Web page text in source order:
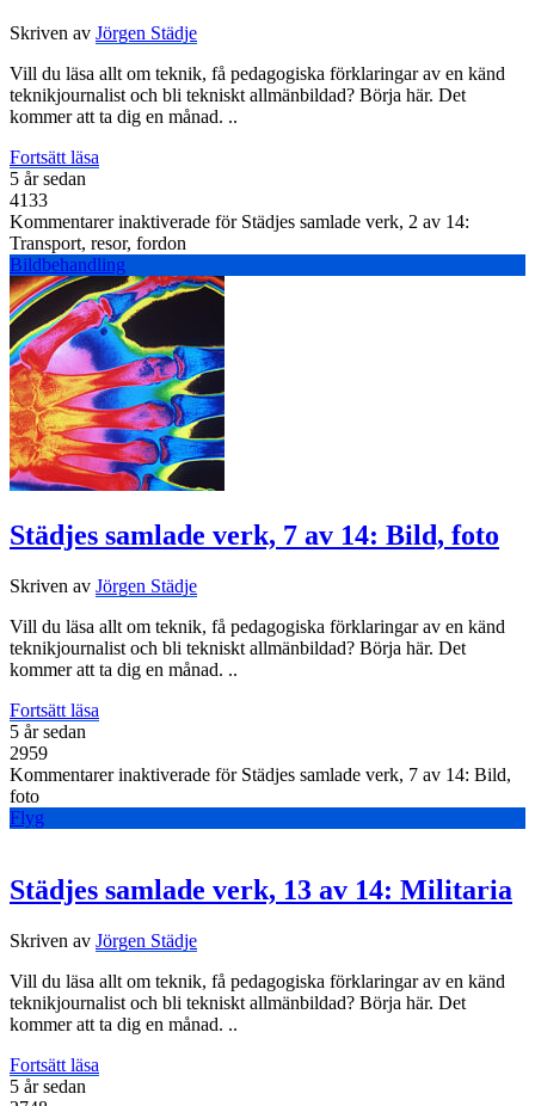
Skriven av Jörgen Städje
Vill du läsa allt om teknik, få pedagogiska förklaringar av en känd
teknikjournalist och bli tekniskt allmänbildad? Börja här. Det
kommer att ta dig en månad. ..
Fortsätt läsa
5 år sedan
4133
Kommentarer inaktiverade för Städjes samlade verk, 2 av 14:
Transport, resor, fordon
Bildbehandling
Städjes samlade verk, 7 av 14: Bild, foto
Skriven av Jörgen Städje
Vill du läsa allt om teknik, få pedagogiska förklaringar av en känd
teknikjournalist och bli tekniskt allmänbildad? Börja här. Det
kommer att ta dig en månad. ..
Fortsätt läsa
5 år sedan
2959
Kommentarer inaktiverade för Städjes samlade verk, 7 av 14: Bild,
foto
Flyg
Städjes samlade verk, 13 av 14: Militaria
Skriven av Jörgen Städje
Vill du läsa allt om teknik, få pedagogiska förklaringar av en känd
teknikjournalist och bli tekniskt allmänbildad? Börja här. Det
kommer att ta dig en månad. ..
Fortsätt läsa
5 år sedan